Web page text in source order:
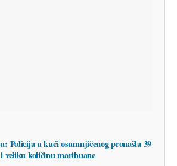
Policija u kući osumnjičenog pronašla 39
veliku količinu marihuane